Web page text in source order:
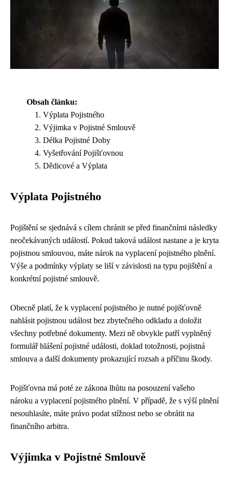
Obsah článku:
Výplata Pojistného
Výjimka v Pojistné Smlouvě
Délka Pojistné Doby
Vyšetřování Pojišťovnou
Dědicové a Výplata
Výplata Pojistného
Pojištění se sjednává s cílem chránit se před finančními následky
neočekávaných událostí. Pokud taková událost nastane a je kryta
pojistnou smlouvou, máte nárok na vyplacení pojistného plnění.
Výše a podmínky výplaty se liší v závislosti na typu pojištění a
konkrétní pojistné smlouvě.
Obecně platí, že k vyplacení pojistného je nutné pojišťovně
nahlásit pojistnou událost bez zbytečného odkladu a doložit
všechny potřebné dokumenty. Mezi ně obvykle patří vyplněný
formulář hlášení pojistné události, doklad totožnosti, pojistná
smlouva a další dokumenty prokazující rozsah a příčinu škody.
Pojišťovna má poté ze zákona lhůtu na posouzení vašeho
nároku a vyplacení pojistného plnění. V případě, že s výší plnění
nesouhlasíte, máte právo podat stížnost nebo se obrátit na
finančního arbitra.
Výjimka v Pojistné Smlouvě